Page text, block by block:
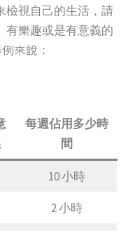
檢視自己的生活，請
有樂趣或是有意義的
來說：
每週佔用多少時
間
10 小時
2 小時